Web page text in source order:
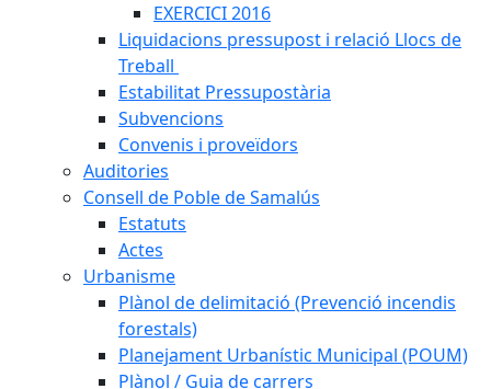
EXERCICI 2016
Liquidacions pressupost i relació Llocs de
Treball
Estabilitat Pressupostària
Subvencions
Convenis i proveïdors
Auditories
Consell de Poble de Samalús
Estatuts
Actes
Urbanisme
Plànol de delimitació (Prevenció incendis
forestals)
Planejament Urbanístic Municipal (POUM)
Plànol / Guia de carrers